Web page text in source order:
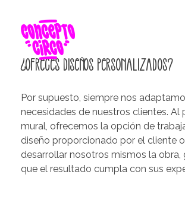
¿Ofreces diseños personalizados?
Por supuesto, siempre nos
necesidades de nuestros clientes. Al
mural, ofrecemos la opción de
diseño proporcionado por el cliente
desarrollar nosotros mismos la obra,
que el resultado cumpla con sus